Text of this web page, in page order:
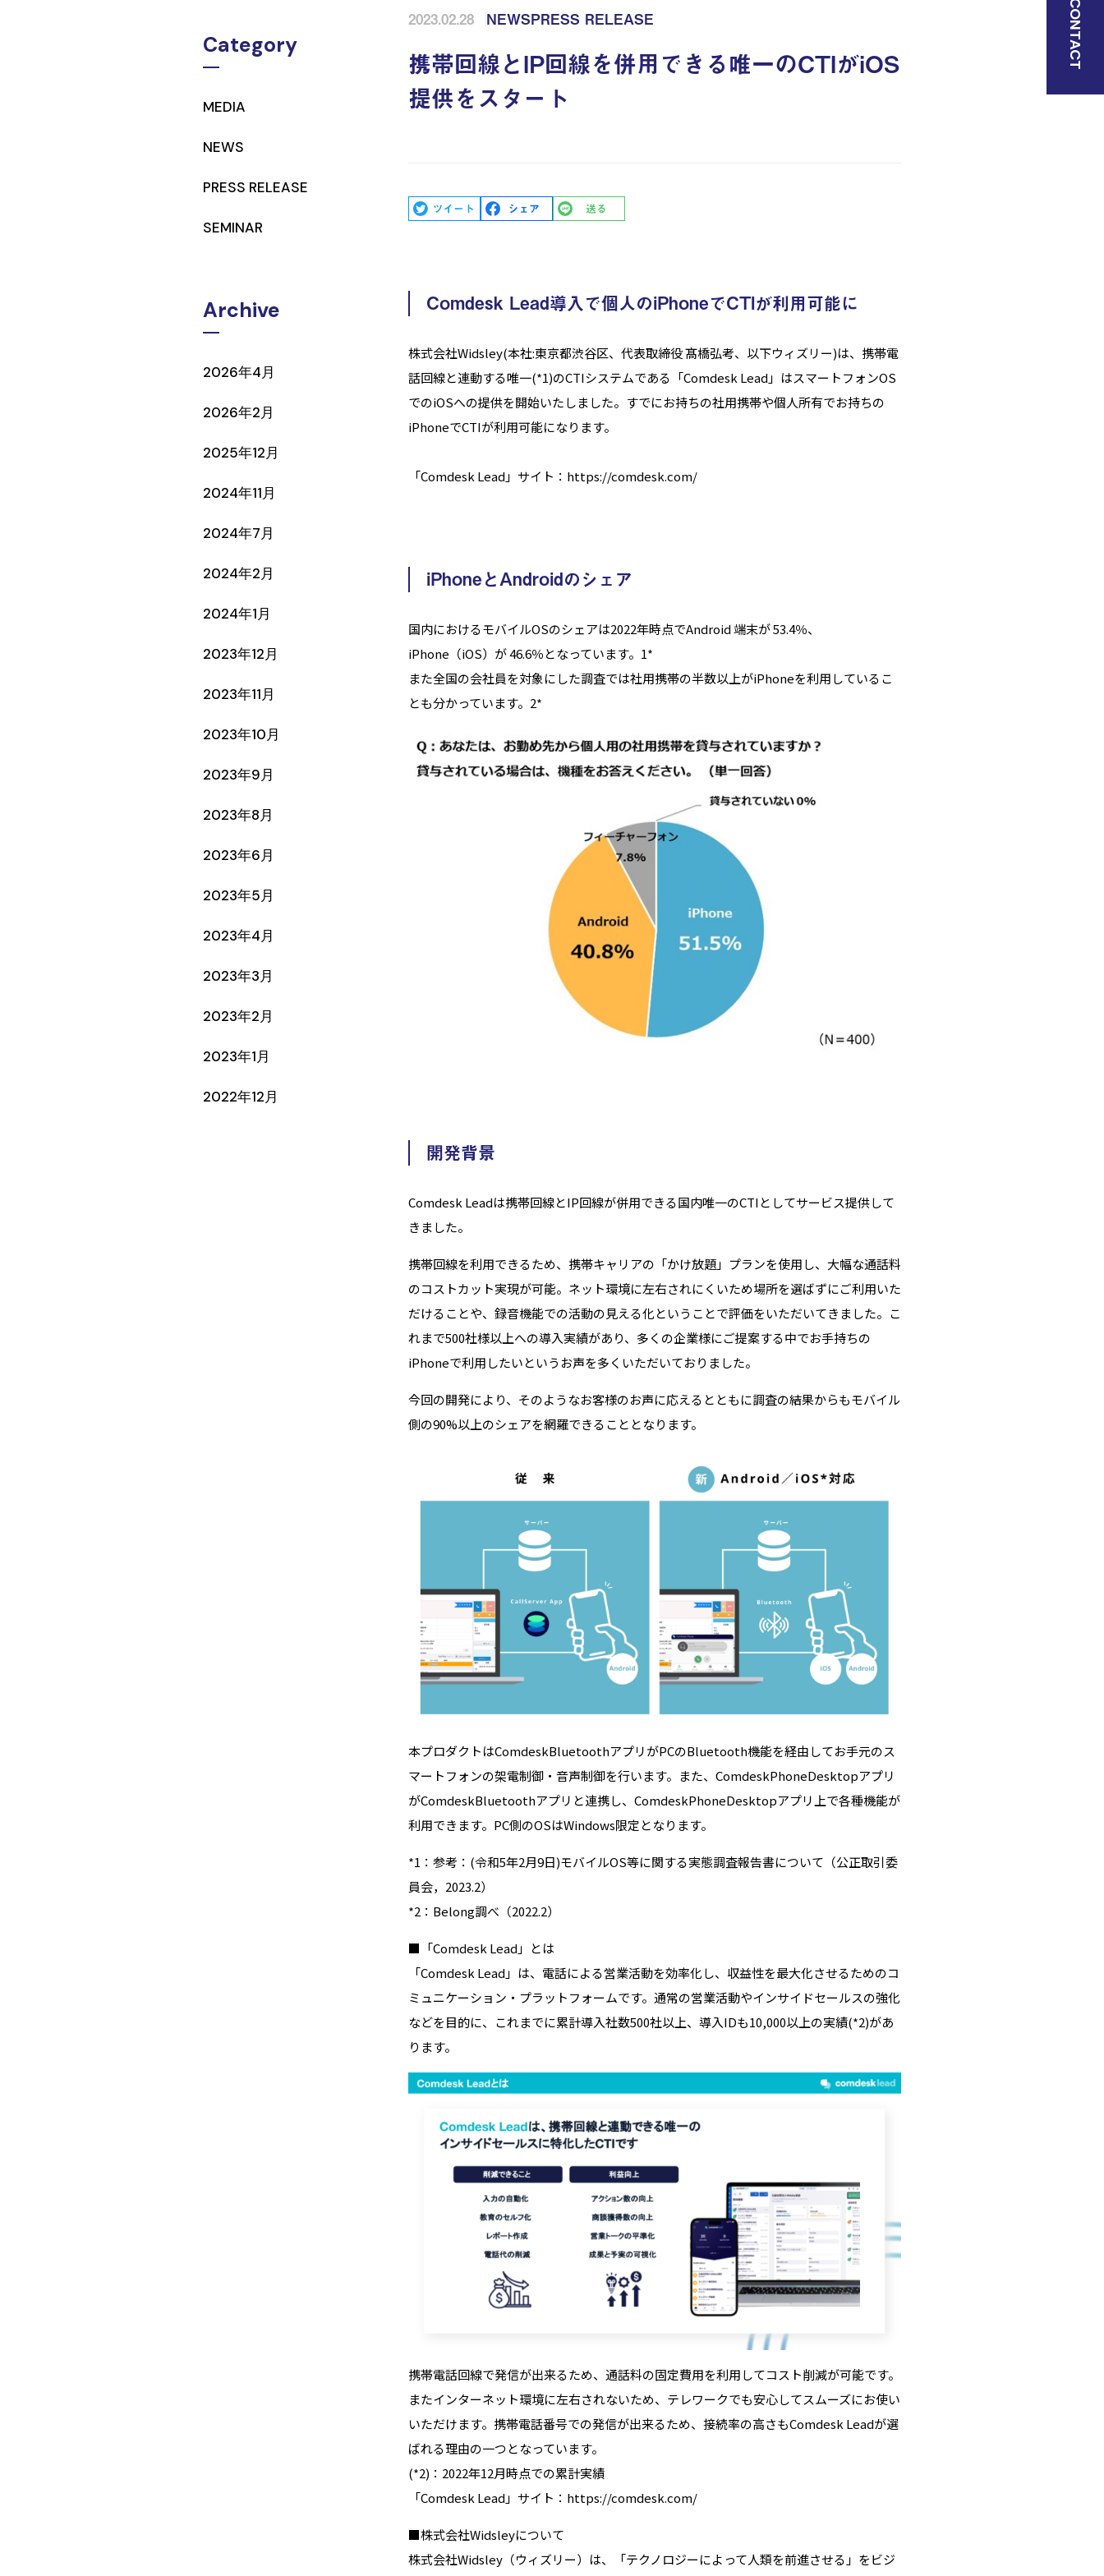
Category
MEDIA
NEWS
PRESS RELEASE
SEMINAR
Archive
2026年4月
2026年2月
2025年12月
2024年11月
2024年7月
2024年2月
2024年1月
2023年12月
2023年11月
2023年10月
2023年9月
2023年8月
2023年6月
2023年5月
2023年4月
2023年3月
2023年2月
2023年1月
2022年12月
2023.02.28 NEWS PRESS RELEASE
携帯回線とIP回線を併用できる唯一のCTIがiOS
提供をスタート
Comdesk Lead導入で個人のiPhoneでCTIが利用可能に
株式会社Widsley(本社:東京都渋谷区、代表取締役 髙橋弘考、以下ウィズリー)は、携帯電
話回線と連動する唯一(*1)のCTIシステムである「Comdesk Lead」はスマートフォンOS
でのiOSへの提供を開始いたしました。すでにお持ちの社用携帯や個人所有でお持ちの
iPhoneでCTIが利用可能になります。
「Comdesk Lead」サイト：https://comdesk.com/
iPhoneとAndroidのシェア
国内におけるモバイルOSのシェアは2022年時点でAndroid 端末が 53.4％、
iPhone（iOS）が 46.6％となっています。1*
また全国の会社員を対象にした調査では社用携帯の半数以上がiPhoneを利用しているこ
とも分かっています。2*
開発背景
Comdesk Leadは携帯回線とIP回線が併用できる国内唯一のCTIとしてサービス提供して
きました。
携帯回線を利用できるため、携帯キャリアの「かけ放題」プランを使用し、大幅な通話料
のコストカット実現が可能。ネット環境に左右されにくいため場所を選ばずにご利用いた
だけることや、録音機能での活動の見える化ということで評価をいただいてきました。こ
れまで500社様以上への導入実績があり、多くの企業様にご提案する中でお手持ちの
iPhoneで利用したいというお声を多くいただいておりました。
今回の開発により、そのようなお客様のお声に応えるとともに調査の結果からもモバイル
側の90%以上のシェアを網羅できることとなります。
本プロダクトはComdeskBluetoothアプリがPCのBluetooth機能を経由してお手元のス
マートフォンの架電制御・音声制御を行います。また、ComdeskPhoneDesktopアプリ
がComdeskBluetoothアプリと連携し、ComdeskPhoneDesktopアプリ上で各種機能が
利用できます。PC側のOSはWindows限定となります。
*1：参考：(令和5年2月9日)モバイルOS等に関する実態調査報告書について（公正取引委
員会，2023.2）
*2：Belong調べ（2022.2）
■「Comdesk Lead」とは
「Comdesk Lead」は、電話による営業活動を効率化し、収益性を最⼤化させるためのコ
ミュニケーション・プラットフォームです。通常の営業活動やインサイドセールスの強化
などを⽬的に、これまでに累計導入社数500社以上、導入IDも10,000以上の実績(*2)があ
ります。
携帯電話回線で発信が出来るため、通話料の固定費用を利用してコスト削減が可能です。
またインターネット環境に左右されないため、テレワークでも安心してスムーズにお使い
いただけます。携帯電話番号での発信が出来るため、接続率の高さもComdesk Leadが選
ばれる理由の一つとなっています。
(*2)：2022年12月時点での累計実績
「Comdesk Lead」サイト：https://comdesk.com/
■株式会社Widsleyについて
株式会社Widsley（ウィズリー）は、「テクノロジーによって人類を前進させる」をビジ
CONTACT